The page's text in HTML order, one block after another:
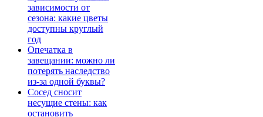
зависимости от
сезона: какие цветы
доступны круглый
год
Опечатка в
завещании: можно ли
потерять наследство
из-за одной буквы?
Сосед сносит
несущие стены: как
остановить